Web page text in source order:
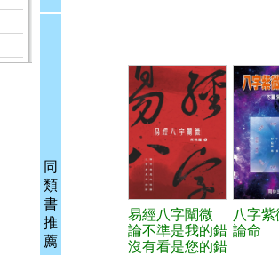
同
類
書
推
薦
易經八字闡微
論不準是我的錯
沒有看是您的錯
八字
論命